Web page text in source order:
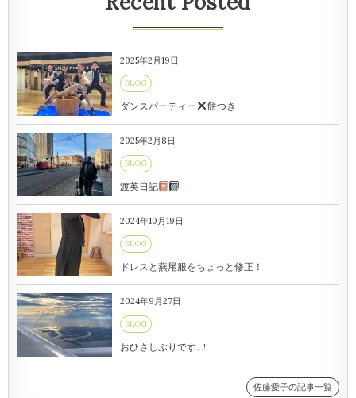
2025年2月19日
BLOG
ダンスパーティー 餅つき
2025年2月8日
BLOG
渡英日記
2024年10月19日
BLOG
ドレスと燕尾服をちょっと修正！
2024年9月27日
BLOG
おひさしぶりです…!!
佐藤愛子の記事一覧